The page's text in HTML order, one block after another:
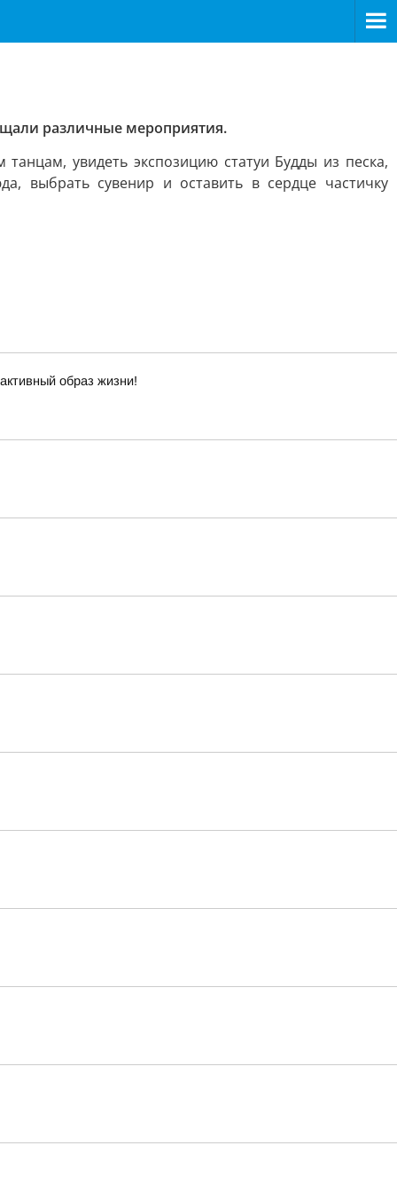
различные мероприятия.
увидеть экспозицию статуи Будды из песка,
выбрать сувенир и оставить в сердце частичку
образ жизни!